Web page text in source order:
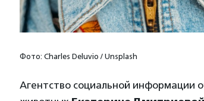
Фото: Charles Deluvio / Unsplash
Агентство социальной информации